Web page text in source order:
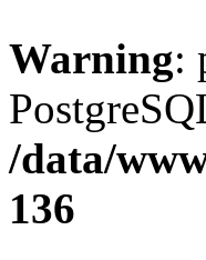
Warning:
/data/
136